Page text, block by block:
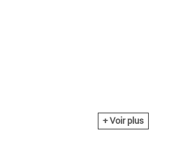
+ Voir plus